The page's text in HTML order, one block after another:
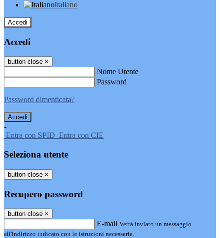
Italiano
Accedi
Accedi
button close ×
Nome Utente
Password
Password dimenticata?
-
Entra con SPID Entra con CIE
Seleziona utente
button close ×
Recupero password
button close ×
E-mail Verrà inviato un messaggio
all'indirizzo indicato con le istruzioni necessarie.